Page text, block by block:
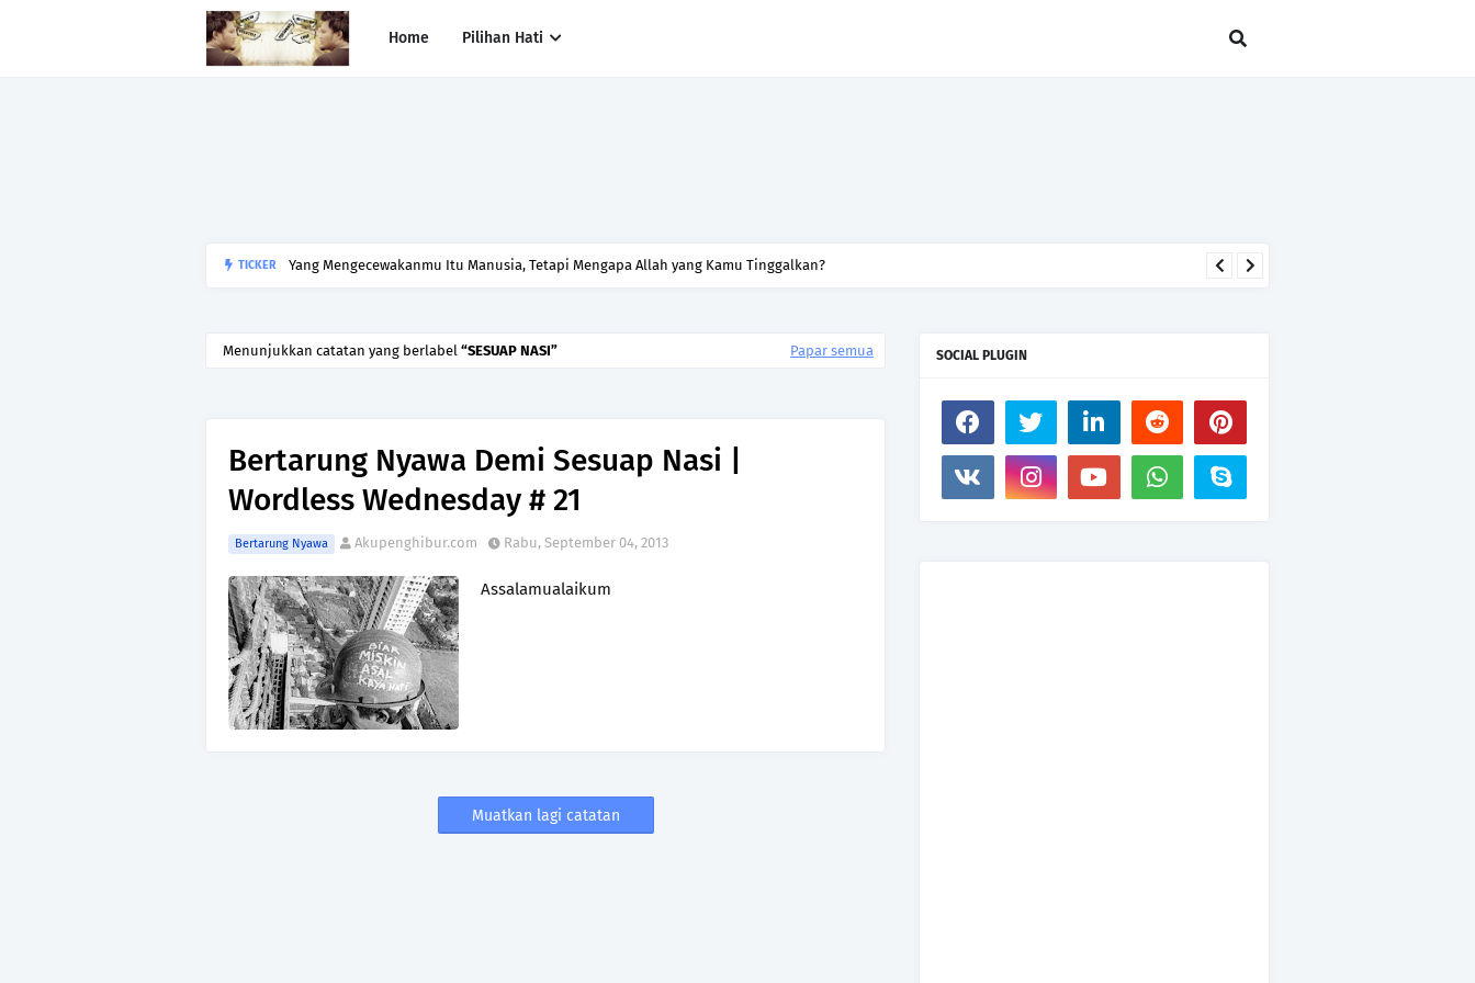
Home Pilihan Hati
TICKER Yang Mengecewakanmu Itu Manusia, Tetapi Mengapa Allah yang Kamu Tinggalkan?
Menunjukkan catatan yang berlabel SESUAP NASI Papar semua
Bertarung Nyawa Demi Sesuap Nasi |
Wordless Wednesday # 21
Bertarung Nyawa Akupenghibur.com Rabu, September 04, 2013
Assalamualaikum
Muatkan lagi catatan
SOCIAL PLUGIN